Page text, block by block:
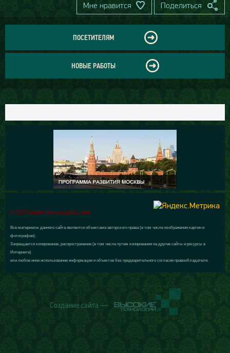
Мне нравится Поделиться
ПОСЕТИТЕЛЯМ
НОВЫЕ РАБОТЫ
© 2015 Галерея Александра Шилова
Все материалы данного сайта являются объектами авторского права (в том числе изображения картин и
фотографии).
Запрещается копирование, распространение (в том числе путем копирования на другие сайты и ресурсы в
Интернете)
или любое иное использование информации и объектов без предварительного согласия правообладателя.
Создание сайта —